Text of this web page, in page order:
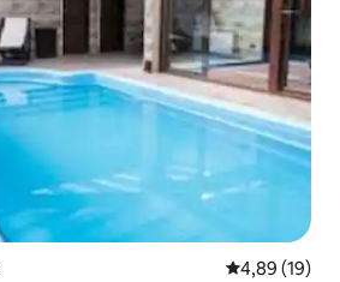
4,89 de uma
4,89 (19)